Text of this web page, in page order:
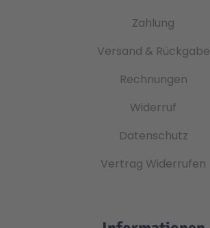
Zahlung
Versand & Rückgabe
Rechnungen
Widerruf
Datenschutz
Vertrag Widerrufen